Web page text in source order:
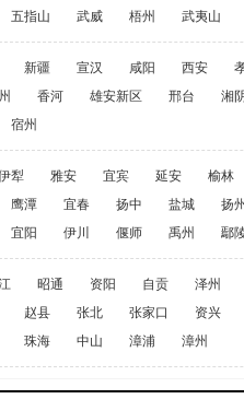
五指山 武威 梧州 武夷山
新疆 宣汉 咸阳 西安
香河 雄安新区 邢台 湘阴
宿州
犁 雅安 宜宾 延安 榆林
鹰潭 宜春 扬中 盐城 扬州
宜阳 伊川 偃师 禹州 鄢
昭通 资阳 自贡 泽州
赵县 张北 张家口 资兴
珠海 中山 漳浦 漳州